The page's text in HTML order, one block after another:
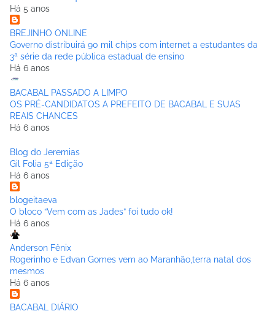
Há 5 anos
BREJINHO ONLINE
Governo distribuirá 90 mil chips com internet a estudantes da
3ª série da rede pública estadual de ensino
Há 6 anos
BACABAL PASSADO A LIMPO
OS PRÉ-CANDIDATOS A PREFEITO DE BACABAL E SUAS
REAIS CHANCES
Há 6 anos
Blog do Jeremias
Gil Folia 5ª Edição
Há 6 anos
blogeitaeva
O bloco “Vem com as Jades” foi tudo ok!
Há 6 anos
Anderson Fênix
Rogerinho e Edvan Gomes vem ao Maranhão,terra natal dos
mesmos
Há 6 anos
BACABAL DIÁRIO